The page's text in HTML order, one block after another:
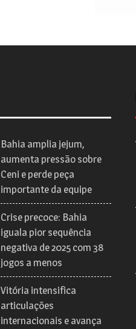
Bahia amplia jejum,
aumenta pressão sobre
Ceni e perde peça
importante da equipe
Crise precoce: Bahia
iguala pior sequência
negativa de 2025 com 38
jogos a menos
Vitória intensifica
articulações
internacionais e avança